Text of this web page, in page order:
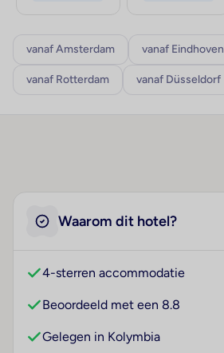
vanaf Amsterdam vanaf Eindhoven
vanaf Rotterdam vanaf Düsseldorf
Waarom dit hotel?
4-sterren accommodatie
Beoordeeld met een 8.8
Gelegen in Kolymbia